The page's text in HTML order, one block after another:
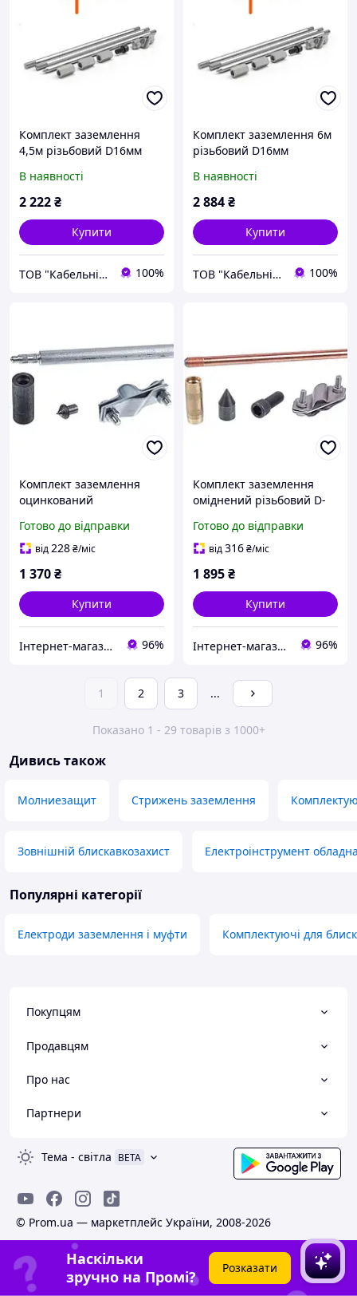
Комплект заземлення
4,5м різьбовий D16мм
В наявності
2 222₴
Купити
ТОВ "Кабельні системи" 100%
Комплект заземлення 6м
різьбовий D16мм
В наявності
2 884₴
Купити
ТОВ "Кабельні системи" 100%
Комплект заземлення
оцинкований
заклепувальний D-20мм,
L-1,5м
Готово до відправки
від228₴/міс
1 370₴
Купити
Інтернет-магазин "GoodParts" 96%
Комплект заземлення
оміднений різьбовий D-
Готово до відправки
від316₴/міс
1 895₴
Купити
Інтернет-магазин "GoodParts" 96%
1 2 3 ...
Показано 1 - 29 товарів з 1000+
Дивись також
Молниезащит Стрижень заземлення
Зовнішній блискавкозахист Електроінструмент
Популярні категорії
Електроди заземлення і муфти Комплектуючі для
Покупцям
Продавцям
Про нас
Партнери
Тема - світла BETA
© Prom.ua — маркетплейс України, 2008-2026
Наскільки
зручно на Промі?
Розказати